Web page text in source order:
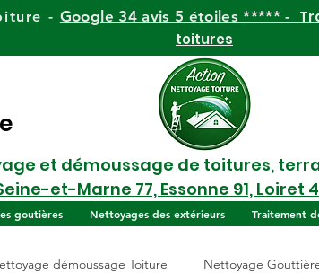
- Google 34 avis 5 étoiles ***** -
toitures
et démoussage de toitures,
et-Marne 77, Essonne 91, Loiret
goutières Nettoyages des extérieurs Traitement
démoussage Toiture Nettoyage